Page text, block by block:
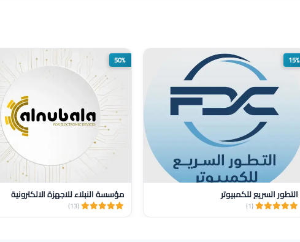
15%
التطور السريع للكمبيوتر
(1)
50%
مؤسسة النبلاء للاجهزة الالكترونية
(13)